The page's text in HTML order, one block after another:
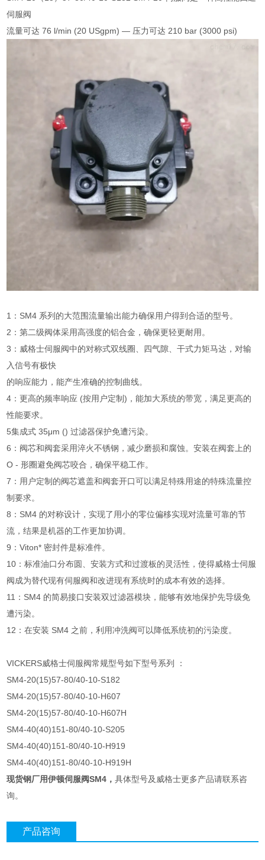
伺服阀
流量可达 76 l/min (20 USgpm) — 压力可达 210 bar (3000 psi)
1：SM4 系列的大范围流量输出能力确保用户得到合适的型号。
2：第二级阀体采用高强度的铝合金，确保更轻更耐用。
3：威格士伺服阀中的对称式双线圈、四气隙、干式力矩马达，对输
入信号有极快
的响应能力，能产生准确的控制曲线。
4：更高的频率响应 (按用户定制)，能加大系统的带宽，满足更高的
性能要求。
5集成式 35μm () 过滤器保护免遭污染。
6：阀芯和阀套采用淬火不锈钢，减少磨损和腐蚀。安装在阀套上的
O - 形圈避免阀芯咬合，确保平稳工作。
7：用户定制的阀芯遮盖和阀套开口可以满足特殊用途的特殊流量控
制要求。
8：SM4 的对称设计，实现了用小的零位偏移实现对流量可靠的节
流，结果是机器的工作更加协调。
9：Viton* 密封件是标准件。
10：标准油口分布圆、安装方式和过渡板的灵活性，使得威格士伺服
阀成为替代现有伺服阀和改进现有系统时的成本有效的选择。
11：SM4 的简易接口安装双过滤器模块，能够有效地保护先导级免
遭污染。
12：在安装 SM4 之前，利用冲洗阀可以降低系统初的污染度。
VICKERS威格士伺服阀常规型号如下型号系列 ：
SM4-20(15)57-80/40-10-S182
SM4-20(15)57-80/40-10-H607
SM4-20(15)57-80/40-10-H607H
SM4-40(40)151-80/40-10-S205
SM4-40(40)151-80/40-10-H919
SM4-40(40)151-80/40-10-H919H
现货钢厂用伊顿伺服阀SM4 ，具体型号及威格士更多产品请联系咨
询。
产品咨询